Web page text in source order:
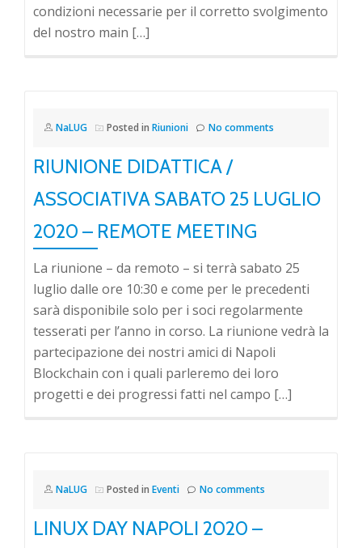
condizioni necessarie per il corretto svolgimento
del nostro main […]
NaLUG Posted in Riunioni No comments
RIUNIONE DIDATTICA /
ASSOCIATIVA SABATO 25 LUGLIO
2020 – REMOTE MEETING
La riunione – da remoto – si terrà sabato 25
luglio dalle ore 10:30 e come per le precedenti
sarà disponibile solo per i soci regolarmente
tesserati per l’anno in corso. La riunione vedrà la
partecipazione dei nostri amici di Napoli
Blockchain con i quali parleremo dei loro
progetti e dei progressi fatti nel campo […]
NaLUG Posted in Eventi No comments
LINUX DAY NAPOLI 2020 –